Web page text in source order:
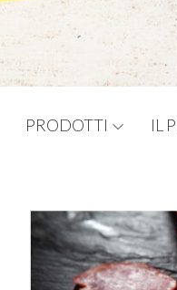
PRODOTTI IL